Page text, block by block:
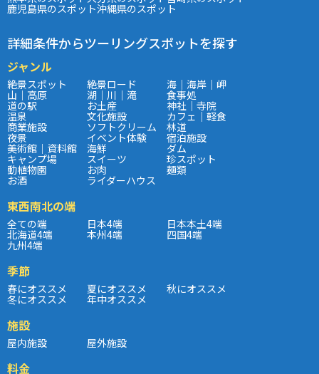
鹿児島県のスポット沖縄県のスポット
詳細条件からツーリングスポットを探す
ジャンル
絶景スポット 絶景ロード 海｜海岸｜岬
山｜高原 湖｜川｜滝 食事処
道の駅 お土産 神社｜寺院
温泉 文化施設 カフェ｜軽食
商業施設 ソフトクリーム 林道
夜景 イベント体験 宿泊施設
美術館｜資料館 海鮮 ダム
キャンプ場 スイーツ 珍スポット
動植物園 お肉 麺類
お酒 ライダーハウス
東西南北の端
全ての端 日本4端 日本本土4端
北海道4端 本州4端 四国4端
九州4端
季節
春にオススメ 夏にオススメ 秋にオススメ
冬にオススメ 年中オススメ
施設
屋内施設 屋外施設
料金